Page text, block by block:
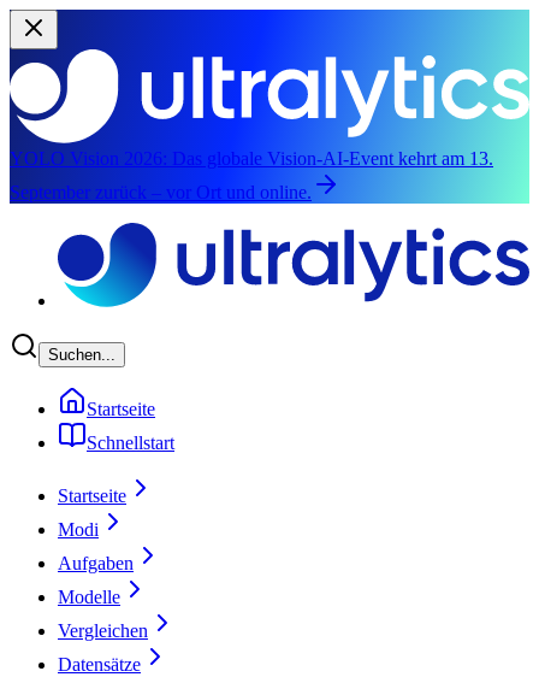
YOLO Vision 2026: Das globale Vision-AI-Event kehrt am 13.
September zurück – vor Ort und online.
Suchen...
Startseite
Schnellstart
Startseite
Modi
Aufgaben
Modelle
Vergleichen
Datensätze